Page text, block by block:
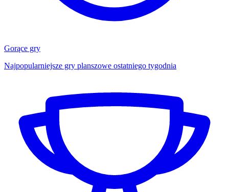
Gorące gry
Najpopularniejsze gry planszowe ostatniego tygodnia